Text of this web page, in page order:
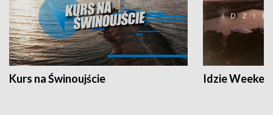
Kurs na Świnoujście Idzie